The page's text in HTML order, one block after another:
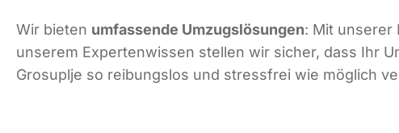
Wir bieten umfassende Umzugslösungen: Mit unserer
unserem Expertenwissen stellen wir sicher, dass Ihr
Grosuplje so reibungslos und stressfrei wie möglich